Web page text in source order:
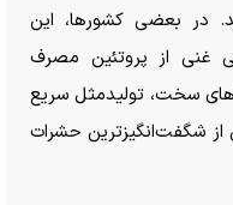
در بعضی کشورها، این
غنی از پروتئین مصرف
سخت، تولیدمثل سریع
از شگفت‌انگیزترین حشرات